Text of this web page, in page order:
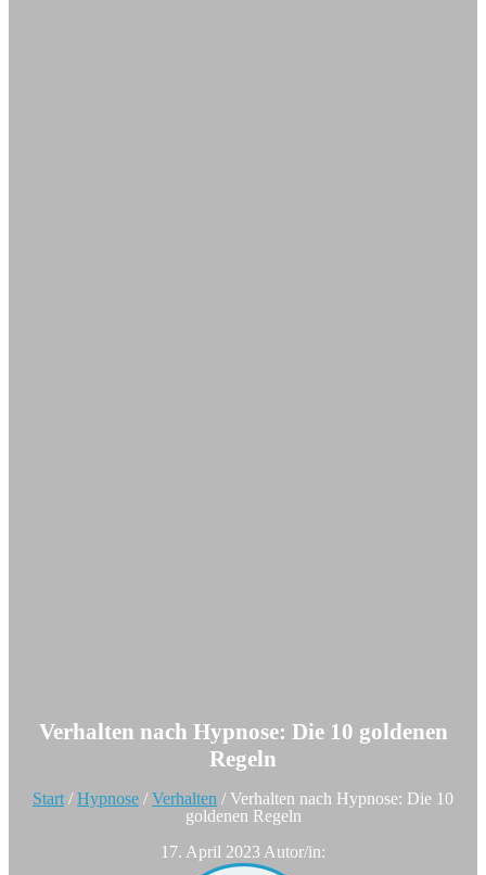
Verhalten nach Hypnose: Die 10 goldenen
Regeln
Start / Hypnose / Verhalten / Verhalten nach Hypnose: Die 10
goldenen Regeln
17. April 2023 Autor/in: